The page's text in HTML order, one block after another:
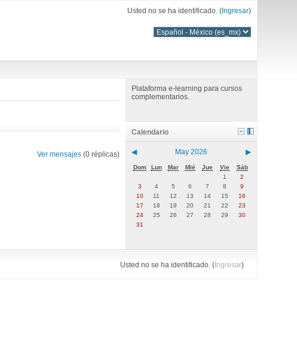
Usted no se ha identificado. (Ingresar)
Ver mensajes(0 réplicas)
Plataforma e-learning para cursos
complementarios.
Calendario
◀ May 2026 ▶
Dom Lun Mar Mié Jue Vie
Sáb
1
2
3
4 5 6 7 8
9
10
11 12 13 14 15
16
17
18 19 20 21 22
23
24
25 26 27 28 29
30
31
Usted no se ha identificado. (Ingresar)